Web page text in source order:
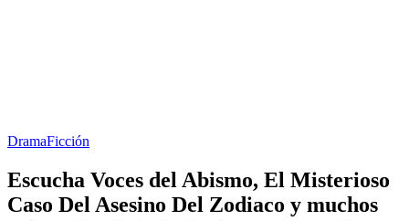
DramaFicción
Escucha Voces del Abismo, El Misterioso
Caso Del Asesino Del Zodiaco y muchos